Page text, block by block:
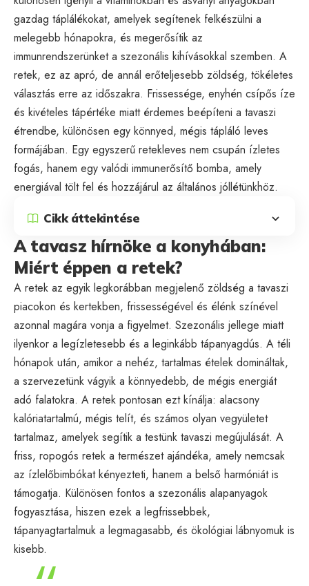
gazdag táplálékokat, amelyek segítenek felkészülni a
melegebb hónapokra, és megerősítik az
immunrendszerünket a szezonális kihívásokkal szemben. A
retek, ez az apró, de annál erőteljesebb zöldség, tökéletes
választás erre az időszakra. Frissessége, enyhén csípős íze
és kivételes tápértéke miatt érdemes beépíteni a tavaszi
étrendbe, különösen egy könnyed, mégis tápláló leves
formájában. Egy egyszerű retekleves nem csupán ízletes
fogás, hanem egy valódi immunerősítő bomba, amely
energiával tölt fel és hozzájárul az általános jóllétünkhöz.
Cikk áttekintése
A tavasz hírnöke a konyhában:
Miért éppen a retek?
A retek az egyik legkorábban megjelenő zöldség a tavaszi
piacokon és kertekben, frissességével és élénk színével
azonnal magára vonja a figyelmet. Szezonális jellege miatt
ilyenkor a legízletesebb és a leginkább tápanyagdús. A téli
hónapok után, amikor a nehéz, tartalmas ételek domináltak,
a szervezetünk vágyik a könnyedebb, de mégis energiát
adó falatokra. A retek pontosan ezt kínálja: alacsony
kalóriatartalmú, mégis telít, és számos olyan vegyületet
tartalmaz, amelyek segítik a testünk tavaszi megújulását. A
friss, ropogós retek a természet ajándéka, amely nemcsak
az ízlelőbimbókat kényezteti, hanem a belső harmóniát is
támogatja. Különösen fontos a szezonális alapanyagok
fogyasztása, hiszen ezek a legfrissebbek,
tápanyagtartalmuk a legmagasabb, és ökológiai lábnyomuk is
kisebb.